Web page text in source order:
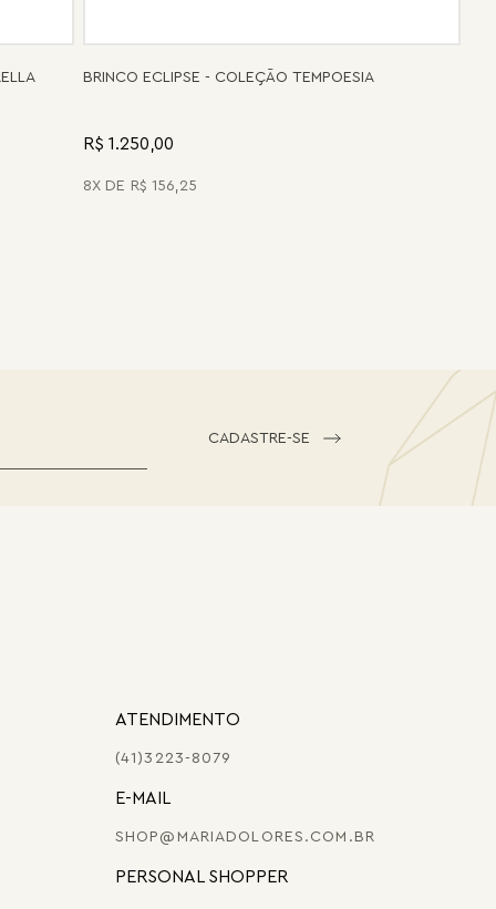
BRINCO ECLIPSE - COLEÇÃO TEMPOESIA
R$ 1.250,00
8 R$ 156,25
CADASTRE-SE
ATENDIMENTO
(41)3223-8079
E-MAIL
SHOP@MARIADOLORES.COM.BR
PERSONAL SHOPPER